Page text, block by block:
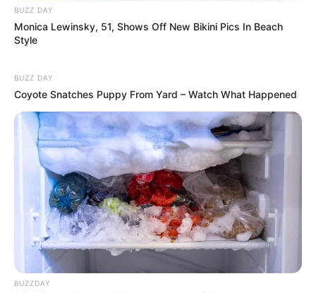
BUZZ DAY
Monica Lewinsky, 51, Shows Off New Bikini Pics In Beach
Style
BUZZ DAY
Coyote Snatches Puppy From Yard – Watch What Happened
BUZZDAY